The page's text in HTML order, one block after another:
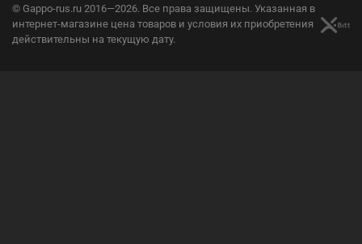
© Gappo-rus.ru 2016—2026. Все права защищены. Указанная в
интернет-магазине цена товаров и условия их приобретения
действительны на текущую дату.